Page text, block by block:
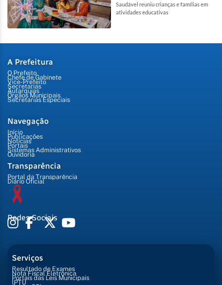
Saudável reuniu crianças e famílias em
atividades educativas
A Prefeitura
O Prefeito
Chefe de Gabinete
Vice-Prefeito
Secretarias
Autarquias
Órgãos Municipais
Secretarias Especiais
Navegação
Início
Publicações
Notícias
Portais
Sistemas Administrativos
Ouvidoria
Transparência
Portal da Transparência
Diário Oficial
Redes Sociais
Serviços
Resultado de Exames
Nota Fiscal Eletrônica
Portais das Leis Municipais
IPTU